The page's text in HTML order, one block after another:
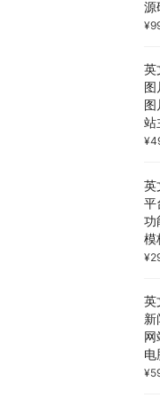
源
¥
英
图
图
站
¥
英
平
功
模
¥
英
新
网
电
¥